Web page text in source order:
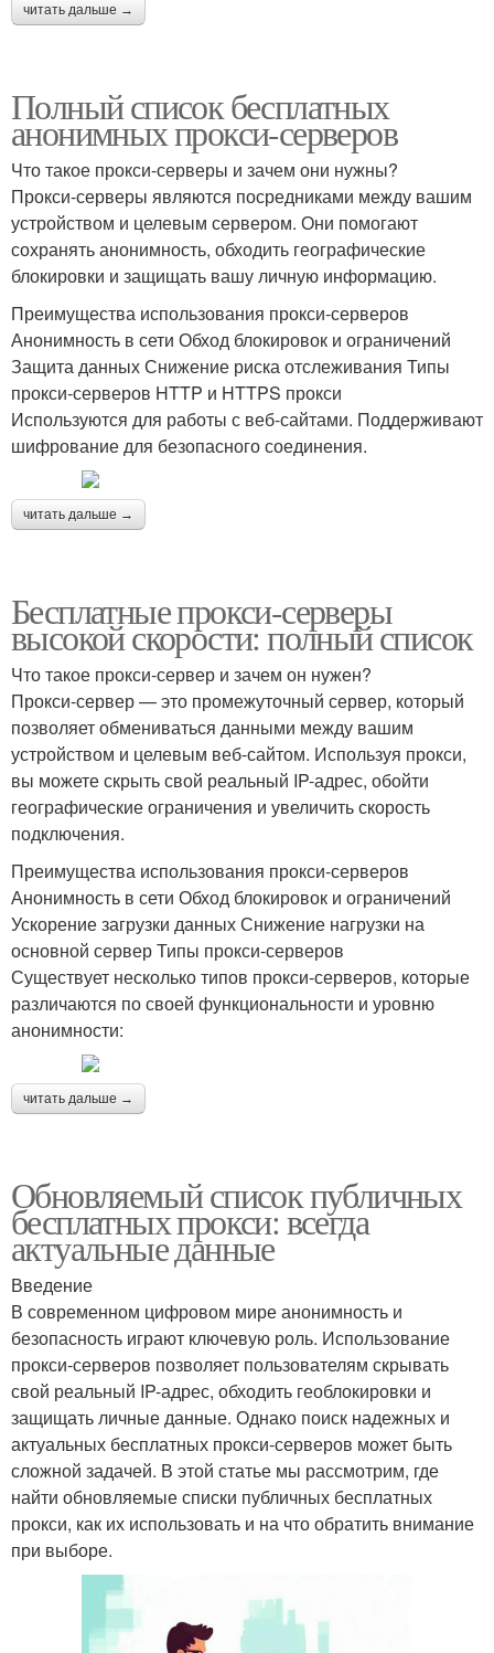
читать дальше →
Полный список бесплатных
анонимных прокси-серверов
Что такое прокси-серверы и зачем они нужны?
Прокси-серверы являются посредниками между вашим
устройством и целевым сервером. Они помогают
сохранять анонимность, обходить географические
блокировки и защищать вашу личную информацию.
Преимущества использования прокси-серверов
Анонимность в сети Обход блокировок и ограничений
Защита данных Снижение риска отслеживания Типы
прокси-серверов HTTP и HTTPS прокси
Используются для работы с веб-сайтами. Поддерживают
шифрование для безопасного соединения.
читать дальше →
Бесплатные прокси-серверы
высокой скорости: полный список
Что такое прокси-сервер и зачем он нужен?
Прокси-сервер — это промежуточный сервер, который
позволяет обмениваться данными между вашим
устройством и целевым веб-сайтом. Используя прокси,
вы можете скрыть свой реальный IP-адрес, обойти
географические ограничения и увеличить скорость
подключения.
Преимущества использования прокси-серверов
Анонимность в сети Обход блокировок и ограничений
Ускорение загрузки данных Снижение нагрузки на
основной сервер Типы прокси-серверов
Существует несколько типов прокси-серверов, которые
различаются по своей функциональности и уровню
анонимности:
читать дальше →
Обновляемый список публичных
бесплатных прокси: всегда
актуальные данные
Введение
В современном цифровом мире анонимность и
безопасность играют ключевую роль. Использование
прокси-серверов позволяет пользователям скрывать
свой реальный IP-адрес, обходить геоблокировки и
защищать личные данные. Однако поиск надежных и
актуальных бесплатных прокси-серверов может быть
сложной задачей. В этой статье мы рассмотрим, где
найти обновляемые списки публичных бесплатных
прокси, как их использовать и на что обратить внимание
при выборе.